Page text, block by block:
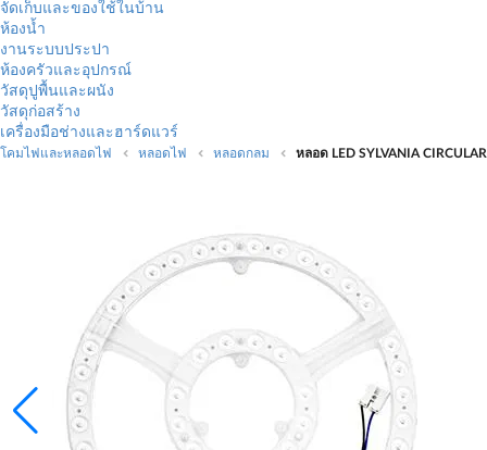
จัดเก็บและของใช้ในบ้าน
ห้องน้ำ
งานระบบประปา
ห้องครัวและอุปกรณ์
วัสดุปูพื้นและผนัง
วัสดุก่อสร้าง
เครื่องมือช่างและฮาร์ดแวร์
โคมไฟและหลอดไฟ หลอดไฟ หลอดกลม หลอด LED SYLVANIA